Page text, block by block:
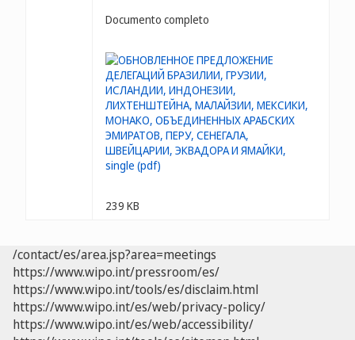
Documento completo
239 KB
/contact/es/area.jsp?area=meetings
https://www.wipo.int/pressroom/es/
https://www.wipo.int/tools/es/disclaim.html
https://www.wipo.int/es/web/privacy-policy/
https://www.wipo.int/es/web/accessibility/